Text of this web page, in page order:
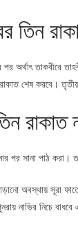
তিন
পর অর্থাৎ তাকবীরে
শেষ করবে। তৃতীয়
রাকাত
পর সানা পাঠ
অবস্থায় সূরা
নাভির নিচে